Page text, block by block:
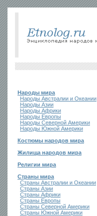
Народы мира
Народы Австралии и Океании
Народы Азии
Народы Африки
Народы Европы
Народы Северной Америки
Народы Южной Америки
Костюмы народов мира
Жилища народов мира
Религии мира
Страны мира
Страны Австралии и Океании
Страны Азии
Страны Африки
Страны Европы
Страны Северной Америки
Страны Южной Америки